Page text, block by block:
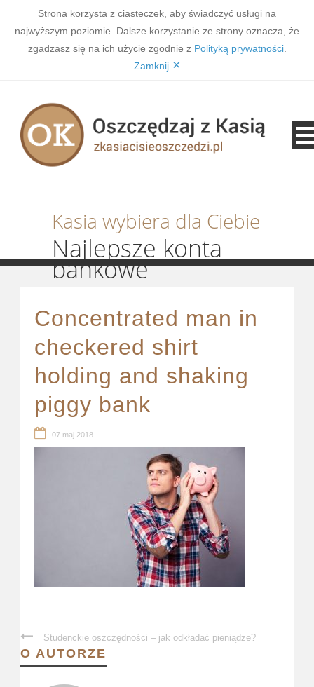
Strona korzysta z ciasteczek, aby świadczyć usługi na
najwyższym poziomie. Dalsze korzystanie ze strony oznacza, że
zgadzasz się na ich użycie zgodnie z Polityką prywatności.
Zamknij ×
Kasia wybiera dla Ciebie
Najlepsze konta
bankowe
Concentrated man in
checkered shirt
holding and shaking
piggy bank
07 maj 2018
Studenckie oszczędności – jak odkładać pieniądze?
O AUTORZE